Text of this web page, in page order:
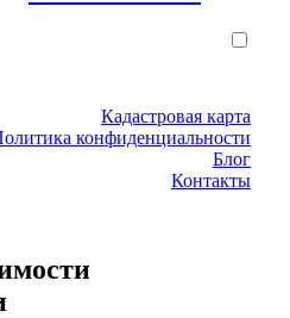
Кадастровая карта
конфиденциальности
Блог
Контакты